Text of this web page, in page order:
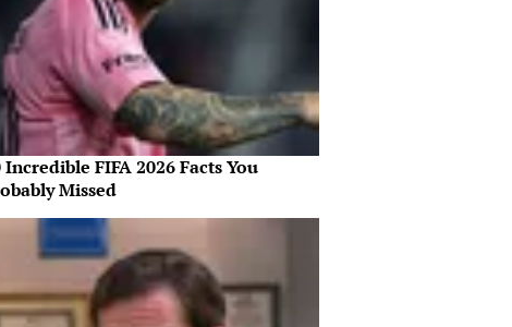
Incredible FIFA 2026 Facts You
Missed